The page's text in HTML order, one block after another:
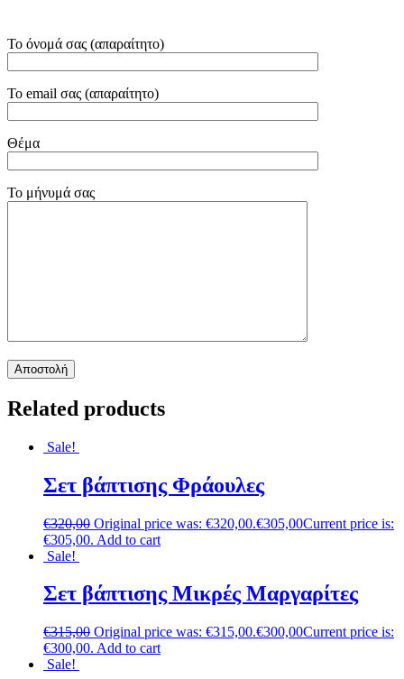
Το όνομά σας (απαραίτητο)
Το email σας (απαραίτητο)
Θέμα
Το μήνυμά σας
Related products
Sale!
Σετ βάπτισης Φράουλες
€320,00 Original price was: €320,00.€305,00Current price is:
€305,00. Add to cart
Sale!
Σετ βάπτισης Μικρές Μαργαρίτες
€315,00 Original price was: €315,00.€300,00Current price is:
€300,00. Add to cart
Sale!